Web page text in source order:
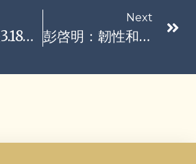
最低工資漲3.18%！資方壓力大、勞方「不滿意但勉強接受」
Next
彭啓明：韌性和減碳並進 危機壓力變轉機商機